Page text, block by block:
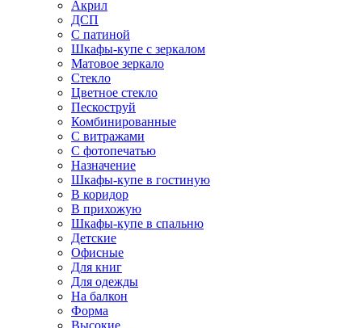
Акрил
ДСП
С патиной
Шкафы-купе с зеркалом
Матовое зеркало
Стекло
Цветное стекло
Пескоструй
Комбинированные
С витражами
С фотопечатью
Назначение
Шкафы-купе в гостиную
В коридор
В прихожую
Шкафы-купе в спальню
Детские
Офисные
Для книг
Для одежды
На балкон
Форма
Высокие